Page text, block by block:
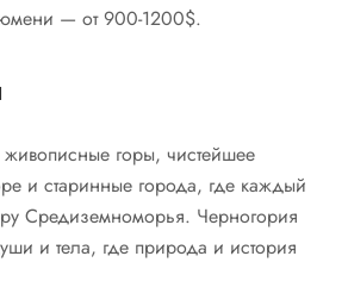
— от 900-1200$.
горы, чистейшее
и старинные города, где каждый
Средиземноморья. Черногория
и тела, где природа и история